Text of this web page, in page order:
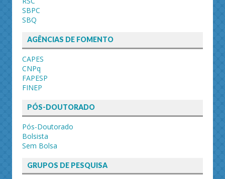
SBPC
SBQ
AGÊNCIAS DE FOMENTO
CAPES
CNPq
FAPESP
FINEP
PÓS-DOUTORADO
Pós-Doutorado
Bolsista
Sem Bolsa
GRUPOS DE PESQUISA